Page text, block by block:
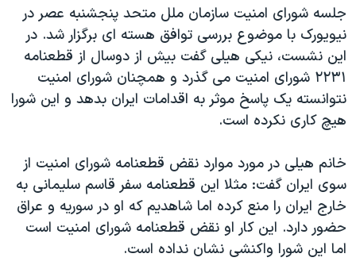
اعتراضات مردمی آبان ۹۸
اسرائیل در جنگ
نرگس محمدی برنده جایزه نوبل صلح
همایش محافظه‌کاران آمریکا «سی‌پک»
سفر پرزیدنت ترامپ به چین
جلسه شورای امنیت سازمان ملل متحد پنجشنبه عصر در
نیویورک با موضوع بررسی توافق هسته ای برگزار شد. در
این نشست، نیکی هیلی گفت بیش از دوسال از قطعنامه
۲۲۳۱ شورای امنیت می گذرد و همچنان شورای امنیت
نتوانسته یک پاسخ موثر به اقدامات ایران بدهد و این شورا
هیچ کاری نکرده است.
خانم هیلی در مورد موارد نقض قطعنامه شورای امنیت از
سوی ایران گفت: مثلا این قطعنامه سفر قاسم سلیمانی به
خارج ایران را منع کرده اما شاهدیم که او در سوریه و عراق
حضور دارد. این کار او نقض قطعنامه شورای امنیت است
اما این شورا واکنشی نشان نداده است.